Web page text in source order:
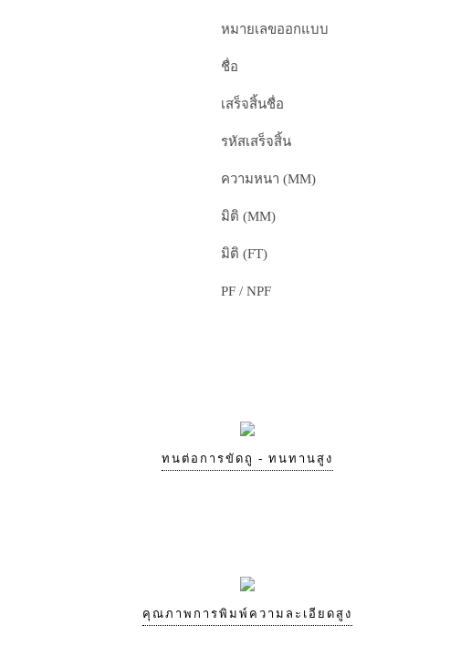
หมายเลขออกแบบ
ชื่อ
เสร็จสิ้นชื่อ
รหัสเสร็จสิ้น
ความหนา (MM)
มิติ (MM)
มิติ (FT)
PF / NPF
ทนต่อการขัดถู - ทนทานสูง
คุณภาพการพิมพ์ความละเอียดสูง